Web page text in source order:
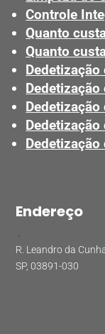
Controle
Quanto
Quanto
Dedetização
Dedetização
Dedetização
Dedetização
Dedetização
Endereço
.
R. Leandro da
SP, 03891-030